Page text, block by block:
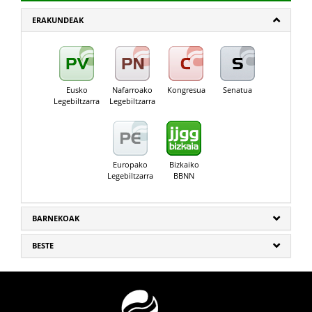
ERAKUNDEAK
Eusko
Legebiltzarra
Nafarroako
Legebiltzarra
Kongresua Senatua
Europako
Legebiltzarra
Bizkaiko
BBNN
BARNEKOAK
BESTE